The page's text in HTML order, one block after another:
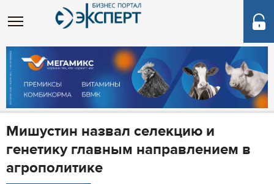
Мишустин назвал селекцию и
генетику главным направлением в
агрополитике